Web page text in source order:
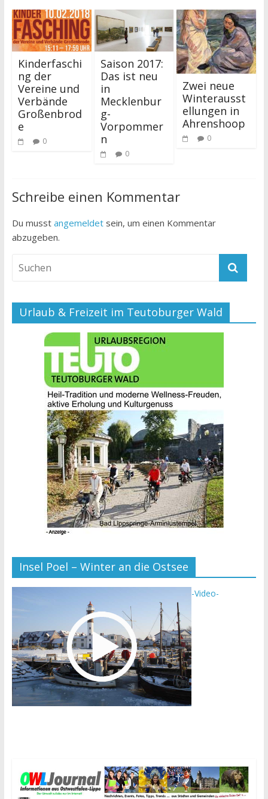
Kinderfaschi
ng der
Vereine und
Verbände
Großenbrod
e
0
Saison 2017:
Das ist neu
in
Mecklenbur
g-
Vorpommer
n
0
Zwei neue
Winterausst
ellungen in
Ahrenshoop
0
Schreibe einen Kommentar
Du musst angemeldetsein, um einen Kommentar
abzugeben.
Urlaub & Freizeit im Teutoburger Wald
Insel Poel – Winter an die Ostsee
-Video-